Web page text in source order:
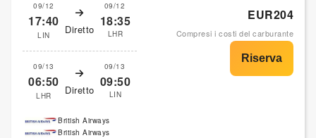
09/12
17:40
LIN Diretto
09/12
18:35
LHR
09/13
06:50
LHR Diretto
09/13
09:50
LIN
EUR204
Compresi i costi del carburante
British Airways
British Airways